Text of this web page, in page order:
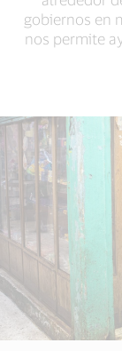
gobiernos en
nos permite